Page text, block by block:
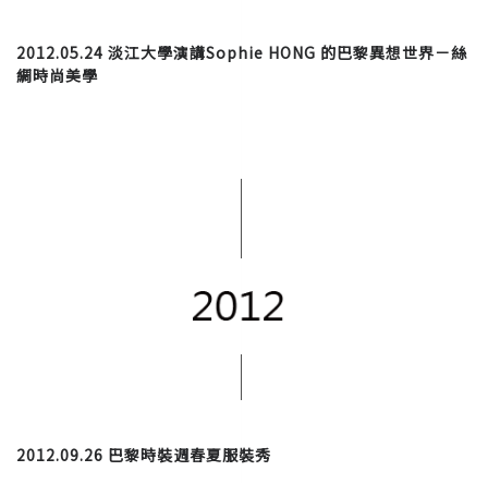
2012.05.24 淡江大學演講Sophie HONG 的巴黎異想世界－絲
綢時尚美學
2012.09.26 巴黎時裝週春夏服裝秀